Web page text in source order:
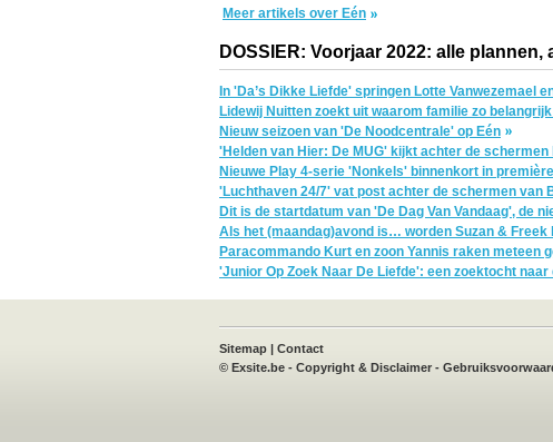
Meer artikels over Eén
DOSSIER: Voorjaar 2022: alle plannen,
In 'Da’s Dikke Liefde' springen Lotte Vanwezemael
Lidewij Nuitten zoekt uit waarom familie zo
Nieuw seizoen van 'De Noodcentrale' op Eén
'Helden van Hier: De MUG' kijkt achter de
Nieuwe Play 4-serie 'Nonkels' binnenkort in
'Luchthaven 24/7' vat post achter de schermen van
Dit is de startdatum van 'De Dag Van Vandaag', de
Als het (maandag)avond is… worden Suzan &
Paracommando Kurt en zoon Yannis raken meteen
'Junior Op Zoek Naar De Liefde': een zoektocht
Sitemap | Contact
© Exsite.be - Copyright & Disclaimer -